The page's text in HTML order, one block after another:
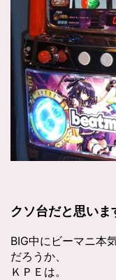
クソ台だと思いま
BIG中にビーマニ本
だろうか、
ＫＰＥは。